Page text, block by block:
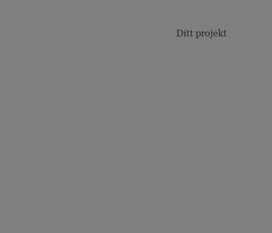
Ditt projekt